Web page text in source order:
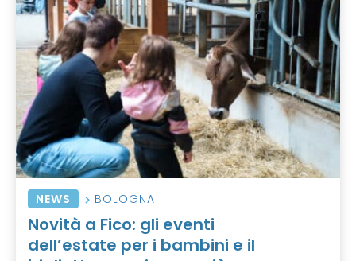
NEWS BOLOGNA
Novità a Fico: gli eventi
dell’estate per i bambini e il